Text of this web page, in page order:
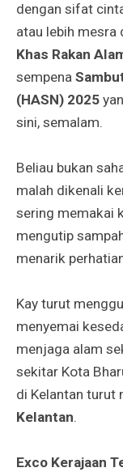
dengan sifat
atau lebih mesra
Khas Rakan
sempena
(HASN) 2025
sini, semalam.
Beliau bukan
malah dikenali
sering memakai
mengutip
menarik
Kay turut
menyemai
menjaga alam
sekitar Kota
di Kelantan turut
Kelantan.
Exco Kerajaan